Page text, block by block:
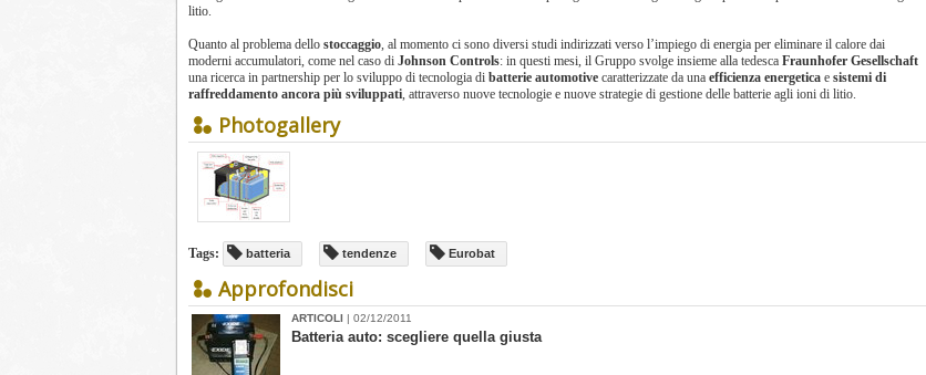
litio.
Quanto al problema dello stoccaggio, al momento ci sono diversi studi indirizzati verso l’impiego di energia per eliminare il calore dai
moderni accumulatori, come nel caso di Johnson Controls: in questi mesi, il Gruppo svolge insieme alla tedesca Fraunhofer Gesellschaft
una ricerca in partnership per lo sviluppo di tecnologia di batterie automotive caratterizzate da una efficienza energetica e sistemi di
raffreddamento ancora più sviluppati, attraverso nuove tecnologie e nuove strategie di gestione delle batterie agli ioni di litio.
Photogallery
Tags: batteria tendenze Eurobat
Approfondisci
ARTICOLI | 02/12/2011
Batteria auto: scegliere quella giusta